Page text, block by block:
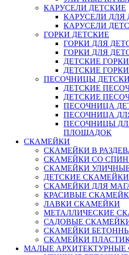
КАРУСЕЛИ ДЕТСКИЕ
КАРУСЕЛИ
КАРУСЕЛИ
ГОРКИ ДЕТСКИЕ
ГОРКИ ДЛЯ
ГОРКИ ДЛЯ
ДЕТСКИЕ
ДЕТСКИЕ
ПЕСОЧНИЦЫ
ДЕТСКИЕ
ДЕТСКИЕ
ПЕСОЧНИЦА
ПЕСОЧНИЦА
ПЕСОЧНИЦЫ
ПЛОЩАДОК
СКАМЕЙКИ
СКАМЕЙКИ В
СКАМЕЙКИ СО
СКАМЕЙКИ
ДЕТСКИЕ СКАМЕЙКИ
СКАМЕЙКИ ДЛЯ
КРАСИВЫЕ
ЛАВКИ СКАМЕЙКИ
МЕТАЛЛИЧЕСКИЕ
САДОВЫЕ
СКАМЕЙКИ
СКАМЕЙКИ
МАЛЫЕ